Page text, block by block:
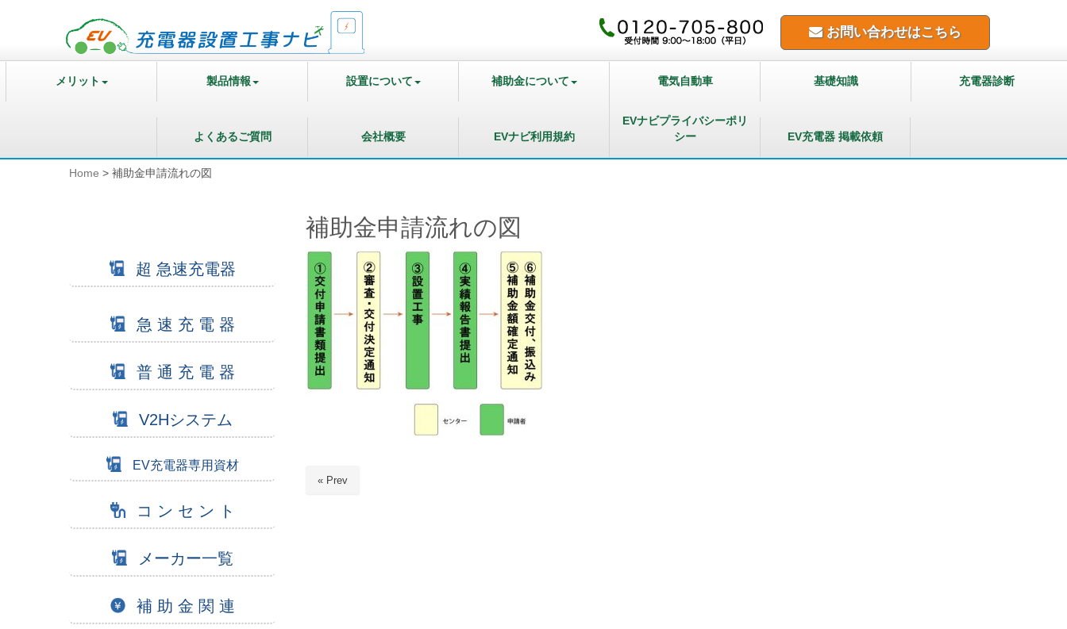
お問い合わせはこちら
メリット 製品情報 設置について 補助金について 電気自動車 基礎知識 充電器診断
よくあるご質問 会社概要 EVナビ利用規約
EVナビプライバシーポリ
シー
EV充電器 掲載依頼
Home > 補助金申請流れの図
補助金申請流れの図
« Prev
超 急速充電器
急 速 充 電 器
普 通 充 電 器
V2Hシステム
EV充電器専用資材
コ ン セ ン ト
メーカー一覧
補 助 金 関 連